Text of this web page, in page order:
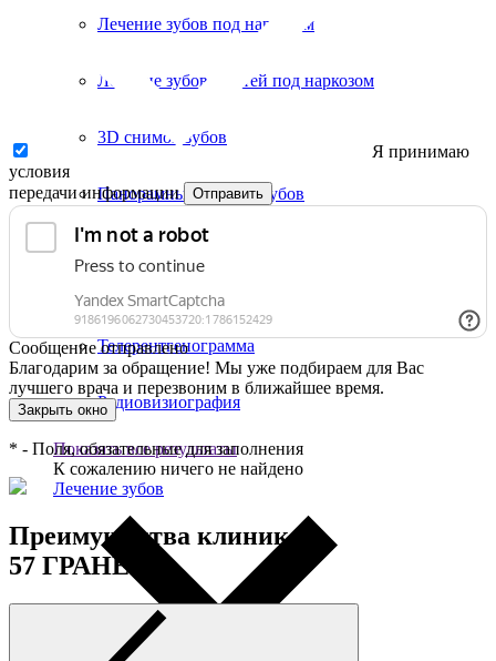
Лечение зубов под наркозом
Лечение зубов у детей под наркозом
3D снимок зубов
Панорамный снимок зубов
(ортопантомограмма)
Телерентгенограмма
Радиовизиография
Показать все результаты
К сожалению ничего не найдено
Лечение зубов
Я принимаю
условия
передачи информации Отправить
Сообщение отправлено
Благодарим за обращение! Мы уже подбираем для Вас
лучшего врача и перезвоним в ближайшее время.
Закрыть окно
* - Поля, обязательные для заполнения
Преимущества клиник
57 ГРАНЕЙ